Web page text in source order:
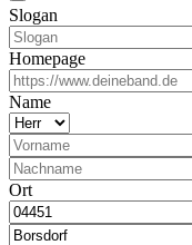
Slogan
Homepage
Name
Ort